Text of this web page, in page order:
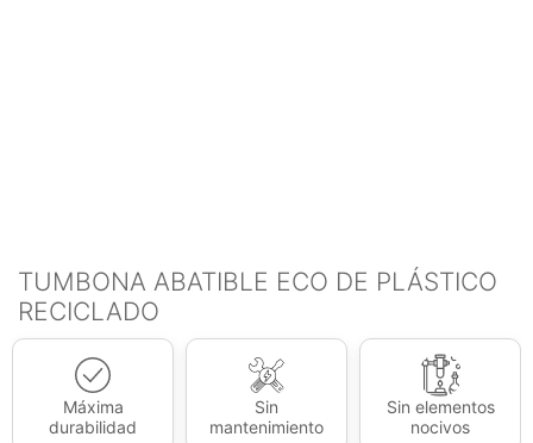
TUMBONA ABATIBLE ECO DE PLÁSTICO
RECICLADO
Máxima
durabilidad
Sin
mantenimiento
Sin elementos
nocivos